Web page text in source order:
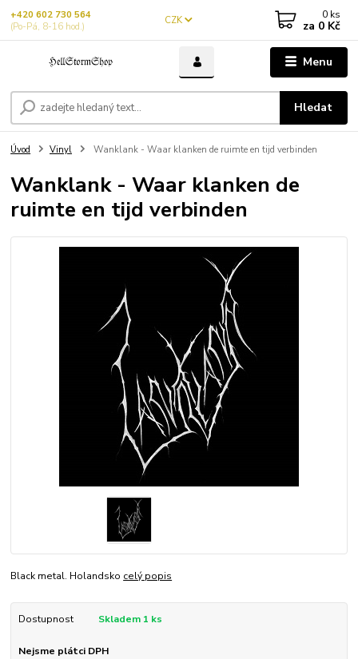
Menu
CZK
Hledat
+420 602 730 564
(Po-Pá, 8-16 hod.)
0 ks
za 0 Kč
Úvod Vinyl Wanklank - Waar klanken de ruimte en tijd verbinden
Wanklank - Waar klanken de
ruimte en tijd verbinden
Black metal. Holandsko celý popis
Dostupnost Skladem 1 ks
Nejsme plátci DPH